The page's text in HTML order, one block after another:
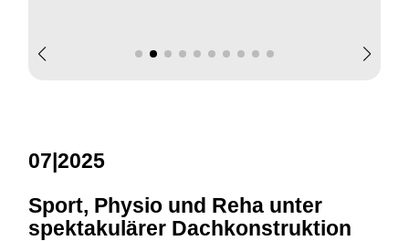
07|2025
Sport, Physio und Reha unter
spektakulärer Dachkonstruktion